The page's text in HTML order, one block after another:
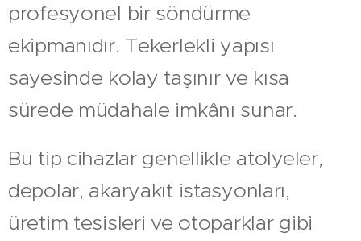
profesyonel bir söndürme
ekipmanıdır. Tekerlekli yapısı
sayesinde kolay taşınır ve kısa
sürede müdahale imkânı sunar.
Bu tip cihazlar genellikle atölyeler,
depolar, akaryakıt istasyonları,
üretim tesisleri ve otoparklar gibi